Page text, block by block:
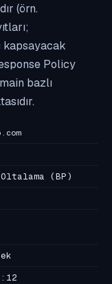
(örn.
kapsayacak
Policy
bazlı
(BP)